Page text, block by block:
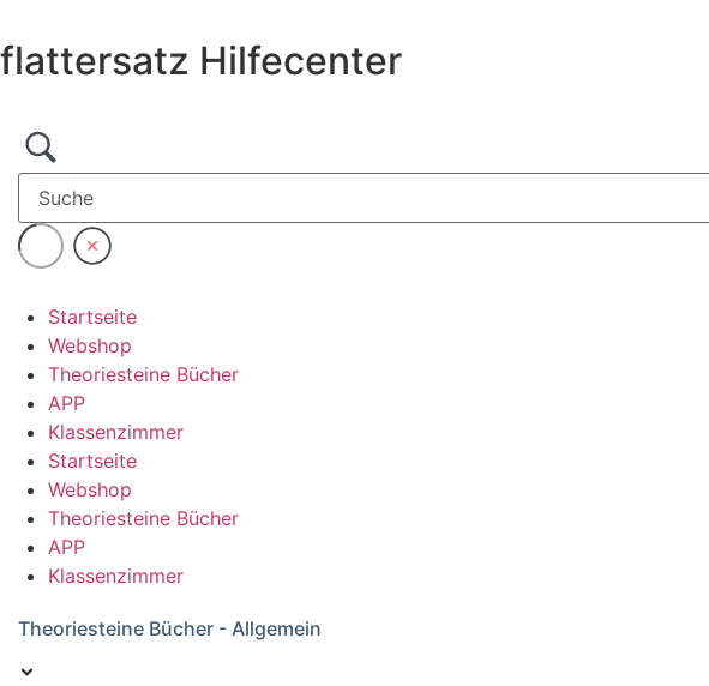
Inhalt
wechseln
flattersatz Hilfecenter
Startseite
Webshop
Theoriesteine Bücher
APP
Klassenzimmer
Startseite
Webshop
Theoriesteine Bücher
APP
Klassenzimmer
Theoriesteine Bücher - Allgemein